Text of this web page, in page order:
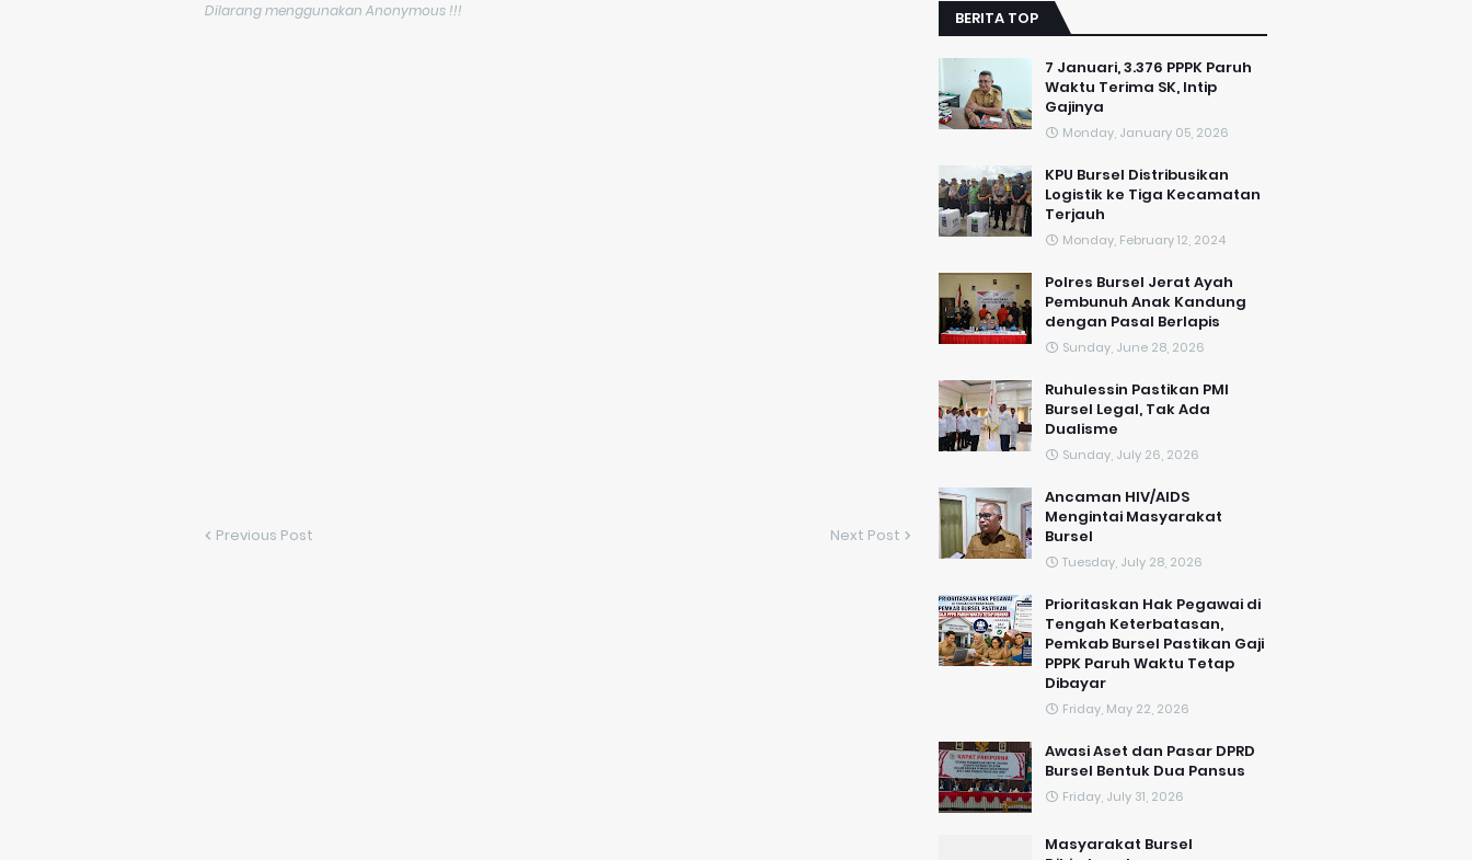
Dilarang menggunakan Anonymous !!!
Previous Post Next Post
BERITA TOP
7 Januari, 3.376 PPPK Paruh
Waktu Terima SK, Intip
Gajinya
Monday, January 05, 2026
KPU Bursel Distribusikan
Logistik ke Tiga Kecamatan
Terjauh
Monday, February 12, 2024
Polres Bursel Jerat Ayah
Pembunuh Anak Kandung
dengan Pasal Berlapis
Sunday, June 28, 2026
​Ruhulessin Pastikan PMI
Bursel Legal, Tak Ada
Dualisme
Sunday, July 26, 2026
Ancaman HIV/AIDS
Mengintai Masyarakat
Bursel
Tuesday, July 28, 2026
Prioritaskan Hak Pegawai di
Tengah Keterbatasan,
Pemkab Bursel Pastikan Gaji
PPPK Paruh Waktu Tetap
Dibayar
Friday, May 22, 2026
Awasi Aset dan Pasar DPRD
Bursel Bentuk Dua Pansus
Friday, July 31, 2026
Masyarakat Bursel